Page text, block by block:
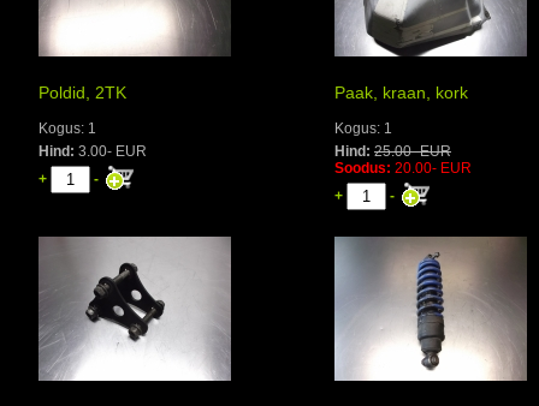
Poldid, 2TK
Kogus: 1
Hind: 3.00- EUR
+
-
Paak, kraan, kork
Kogus: 1
Hind: 25.00- EUR
Soodus: 20.00- EUR
+
-